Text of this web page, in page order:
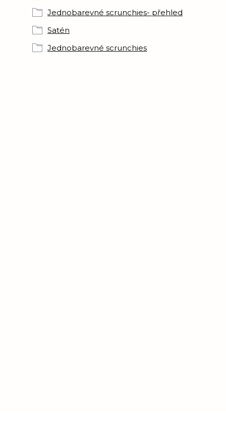
Jednobarevné scrunchies- přehled
Satén
Jednobarevné scrunchies